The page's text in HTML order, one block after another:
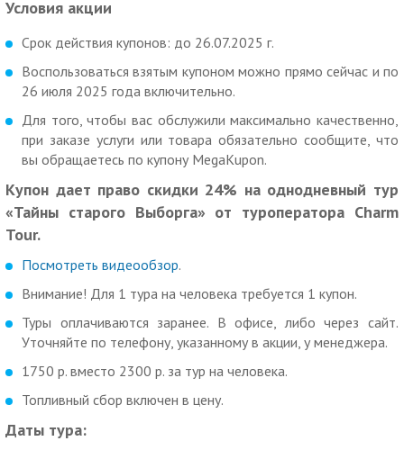
Условия акции
Срок действия купонов: до 26.07.2025 г.
Воспользоваться взятым купоном можно прямо сейчас и по
26 июля 2025 года включительно.
Для того, чтобы вас обслужили максимально качественно,
при заказе услуги или товара обязательно сообщите, что
вы обращаетесь по купону MegaKupon.
Купон дает право скидки 24% на однодневный тур
«Тайны старого Выборга» от туроператора Charm
Tour.
Посмотреть видеообзор.
Внимание! Для 1 тура на человека требуется 1 купон.
Туры оплачиваются заранее. В офисе, либо через сайт.
Уточняйте по телефону, указанному в акции, у менеджера.
1750 р. вместо 2300 р. за тур на человека.
Топливный сбор включен в цену.
Даты тура: